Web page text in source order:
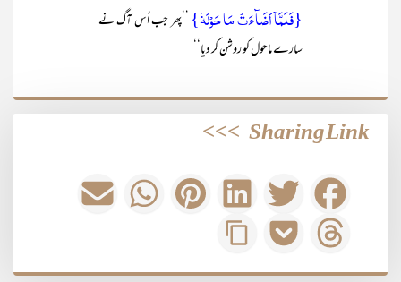
{فَلَمَّاۤ اَضَآءَتۡ مَا حَوۡلَہٗ} ’’پھر جب اُس آگ نے
سارے ماحول کو روشن کر دیا‘‘
Sharing Link
>>>